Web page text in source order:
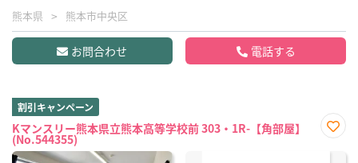
熊本県 熊本市中央区
お問合わせ 電話する
割引キャンペーン
Kマンスリー熊本県立熊本高等学校前 303・1R-【角部屋】
(No.544355)
に入